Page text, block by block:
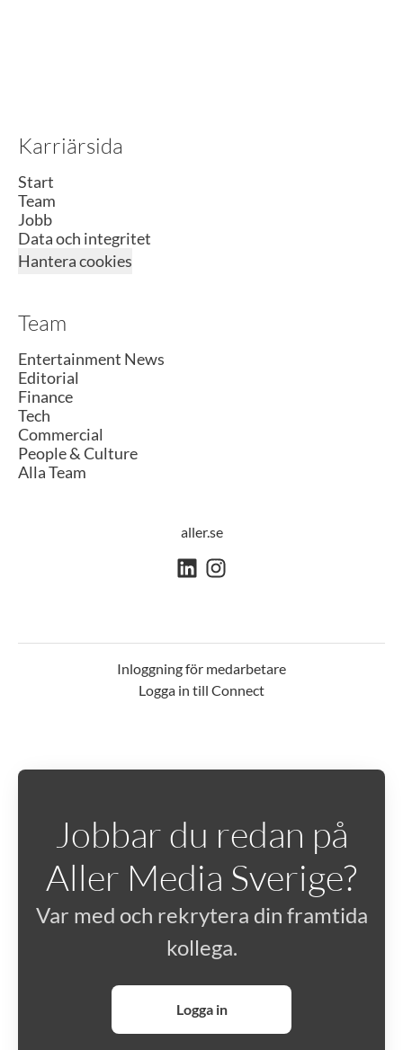
Karriärsida
Start
Team
Jobb
Data och integritet
Hantera cookies
Team
Entertainment News
Editorial
Finance
Tech
Commercial
People & Culture
Alla Team
aller.se
Inloggning för medarbetare
Logga in till Connect
Jobbar du redan på
Aller Media Sverige?
Var med och rekrytera din framtida
kollega.
Logga in